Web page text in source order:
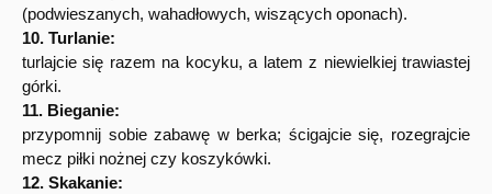
(podwieszanych, wahadłowych, wiszących oponach).
10. Turlanie:
turlajcie się razem na kocyku, a latem z niewielkiej trawiastej
górki.
11. Bieganie:
przypomnij sobie zabawę w berka; ścigajcie się, rozegrajcie
mecz piłki nożnej czy koszykówki.
12. Skakanie: